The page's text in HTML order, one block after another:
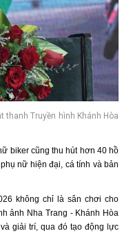
thanh Truyền hình Khánh Hòa
biker cũng thu hút hơn 40 hồ
nữ hiện đại, cá tính và bản
không chỉ là sân chơi cho
ảnh Nha Trang - Khánh Hòa
giải trí, qua đó tạo động lực